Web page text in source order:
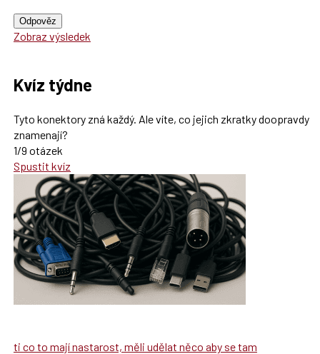
Odpověz
Zobraz výsledek
Kvíz týdne
Tyto konektory zná každý. Ale víte, co jejich zkratky doopravdy
znamenají?
1/9 otázek
Spustit kvíz
ti co to mají nastarost, měli udělat něco aby se tam